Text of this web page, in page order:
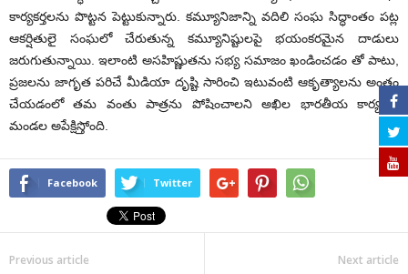
కార్యకర్తలను పొట్టన పెట్టుకున్నారు. కమ్యూనిజాన్ని వదిలి సంఘ సిద్ధాంతం పట్ల
ఆకర్షితులై సంఘలో చేరుతున్న కమ్యూనిష్టులపై భయంకరమైన దాడులు
జరుగుతున్నాయి. ఇలాంటి అసహిష్ణుతను సభ్య సమాజం ఖండించడం తో పాటు,
ప్రజలను జాగృత పరిచే మీడియా దృష్టి సారించి ఇటువంటి ఆకృత్యాలను అంతం
చేయడంలో తమ వంతు పాత్రను పోషించాలని అఖిల భారతీయ కార్యకారి
మండల అపేక్షిస్తోంది.
Facebook Twitter
Previous article Next article